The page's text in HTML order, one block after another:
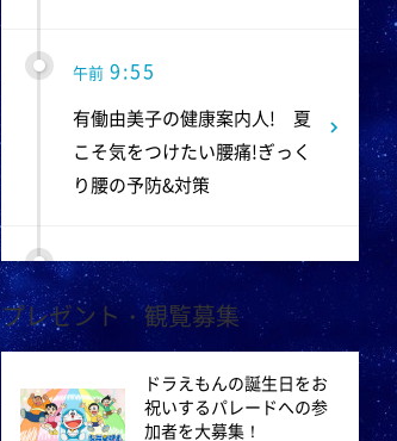
午前 9:55
有働由美子の健康案内人! 夏
こそ気をつけたい腰痛!ぎっく
り腰の予防&対策
午前 10:10
じゅん散歩
午前 10:40
プレゼント・観覧募集
ドラえもんの誕生日をお
祝いするパレードへの参
加者を大募集！